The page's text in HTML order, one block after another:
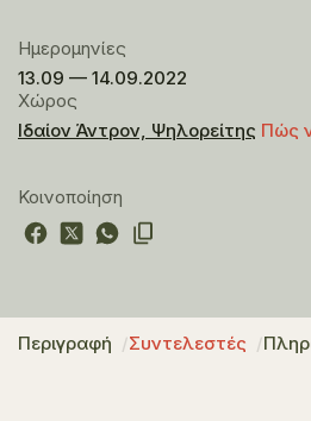
Ημερομηνίες
13.09 — 14.09.2022
Χώρος
Ιδαίον Άντρον, Ψηλορείτης Πώς
Κοινοποίηση
Περιγραφή Συντελεστές